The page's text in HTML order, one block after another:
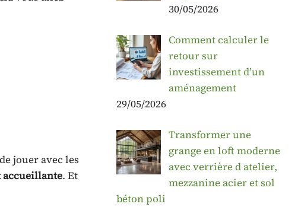
jouer avec les
accueillante. Et
30/05/2026
Comment calculer le
retour sur
investissement d’un
aménagement
29/05/2026
Transformer une
grange en loft moderne
avec verrière d atelier,
mezzanine acier et sol
béton poli